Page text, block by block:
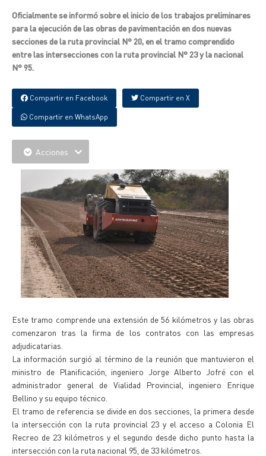
Oficialmente se informó sobre el inicio de los trabajos preliminares
para la ejecución de las obras de pavimentación en dos nuevas
secciones de la ruta provincial N° 20, en el tramo comprendido
entre las intersecciones con la ruta provincial N° 23 y la nacional
N° 95.
Compartir en Facebook Compartir en X
Compartir en WhatsApp
Acciones
Este tramo comprende una extensión de 56 kilómetros y las obras
comenzaron tras la firma de los contratos con las empresas
adjudicatarias.
La información surgió al término de la reunión que mantuvieron el
ministro de Planificación, ingeniero Jorge Alberto Jofré con el
administrador general de Vialidad Provincial, ingeniero Enrique
Bellino y su equipo técnico.
El tramo de referencia se divide en dos secciones, la primera desde
la intersección con la ruta provincial 23 y el acceso a Colonia El
Recreo de 23 kilómetros y el segundo desde dicho punto hasta la
intersección con la ruta nacional 95, de 33 kilómetros.